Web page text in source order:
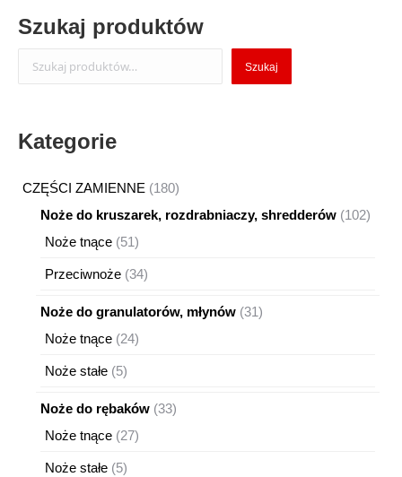
Szukaj produktów
Szukaj
Kategorie
CZĘŚCI ZAMIENNE 180180
produktów
Noże do kruszarek, rozdrabniaczy, shredderów 102102
Noże tnące 5151
Przeciwnoże 3434
Noże do granulatorów, młynów 3131
Noże tnące 2424
Noże stałe 55
Noże do rębaków 3333
Noże tnące 2727
Noże stałe 55